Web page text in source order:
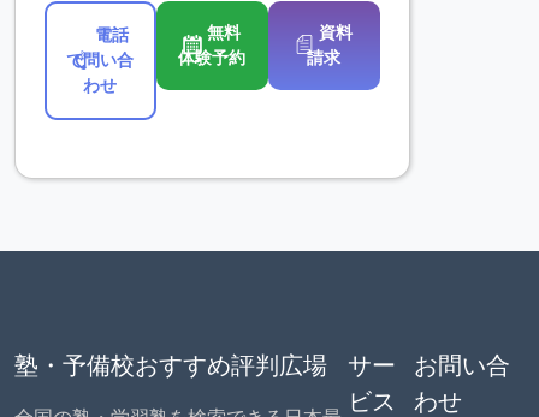
電話
で問い合
わせ
無料
体験予約
資料
請求
塾・予備校おすすめ評判広場
サー
ビス
お問い合
わせ